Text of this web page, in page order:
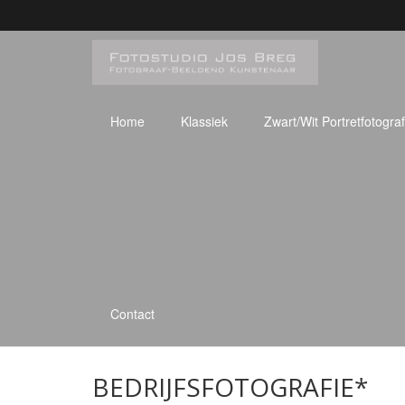
Home Klassiek Zwart/Wit
Contact
BEDRIJFSFOTOGRAFIE*